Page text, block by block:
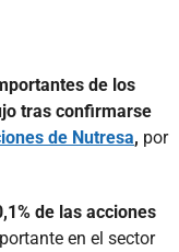
de los
tras confirmarse
de Nutresa, por
de las acciones
en el sector